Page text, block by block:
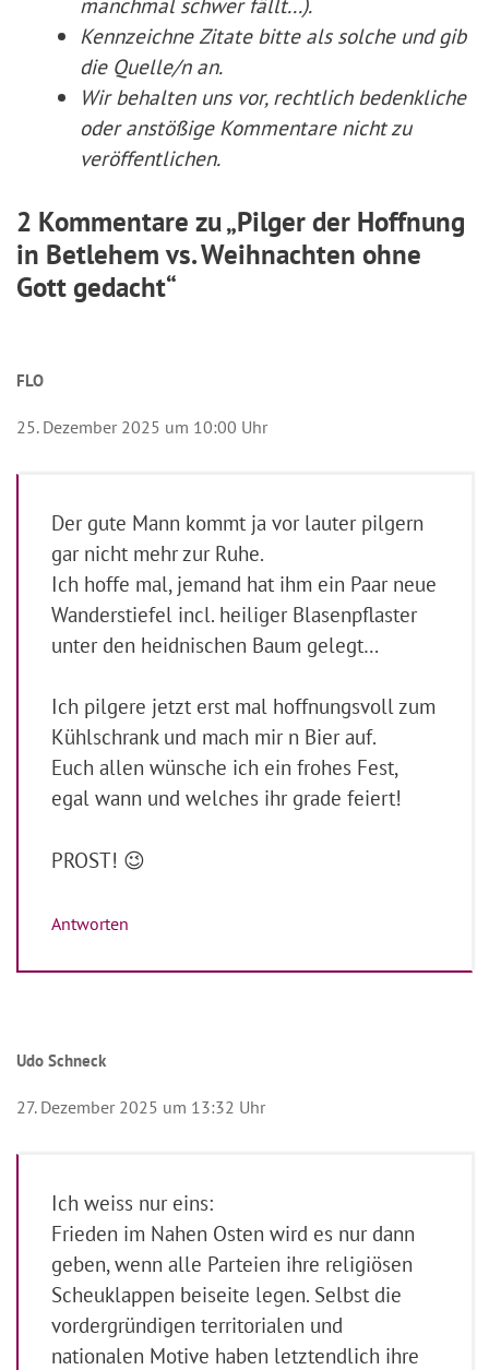
Kennzeichne Zitate bitte als solche und gib
die Quelle/n an.
Wir behalten uns vor, rechtlich bedenkliche
oder anstößige Kommentare nicht zu
veröffentlichen.
2 Kommentare zu „Pilger der Hoffnung
in Betlehem vs. Weihnachten ohne
Gott gedacht“
FLO
25. Dezember 2025 um 10:00 Uhr
Der gute Mann kommt ja vor lauter pilgern
gar nicht mehr zur Ruhe.
Ich hoffe mal, jemand hat ihm ein Paar neue
Wanderstiefel incl. heiliger Blasenpflaster
unter den heidnischen Baum gelegt…
Ich pilgere jetzt erst mal hoffnungsvoll zum
Kühlschrank und mach mir n Bier auf.
Euch allen wünsche ich ein frohes Fest,
egal wann und welches ihr grade feiert!
PROST! 😉
Antworten
Udo Schneck
27. Dezember 2025 um 13:32 Uhr
Ich weiss nur eins:
Frieden im Nahen Osten wird es nur dann
geben, wenn alle Parteien ihre religiösen
Scheuklappen beiseite legen. Selbst die
vordergründigen territorialen und
nationalen Motive haben letztendlich ihre